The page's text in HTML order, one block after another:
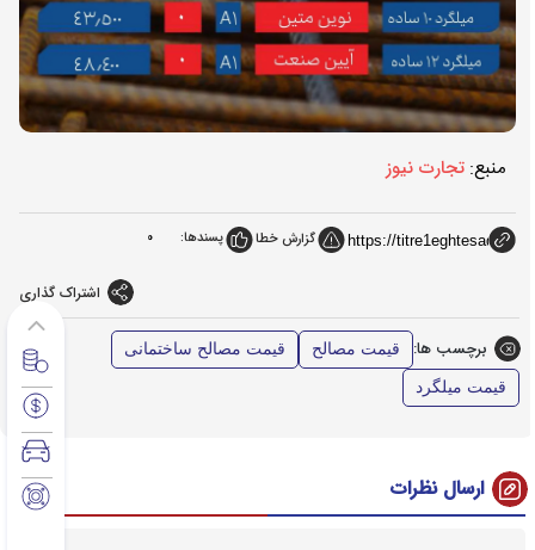
منبع: تجارت نیوز
گزارش خطا پسندها: 0
اشتراک گذاری
برچسب ها: قیمت مصالح قیمت مصالح ساختمانی
قیمت میلگرد
ارسال نظرات